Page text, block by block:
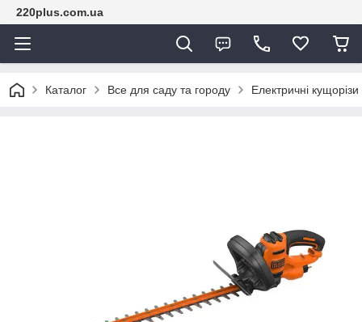
220plus.com.ua
Каталог Все для саду та городу Електричні кущорізи